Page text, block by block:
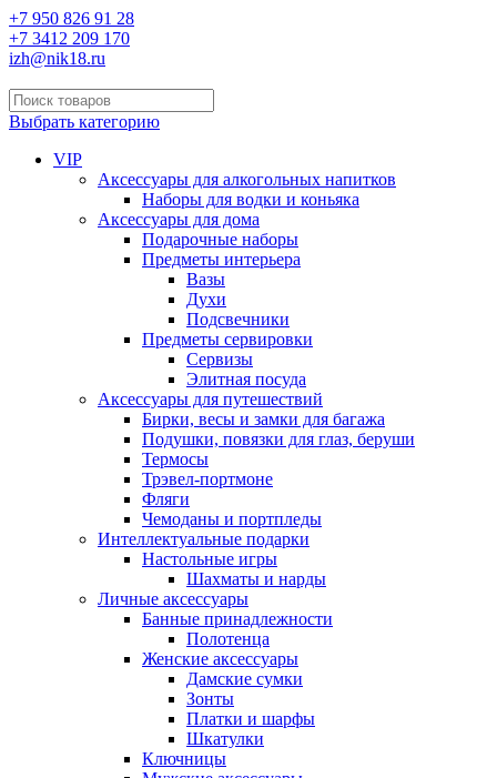
+7 950 826 91 28
+7 3412 209 170
izh@nik18.ru
Выбрать категорию
VIP
Аксессуары для алкогольных напитков
Наборы для водки и коньяка
Аксессуары для дома
Подарочные наборы
Предметы интерьера
Вазы
Духи
Подсвечники
Предметы сервировки
Сервизы
Элитная посуда
Аксессуары для путешествий
Бирки, весы и замки для багажа
Подушки, повязки для глаз, беруши
Термосы
Трэвел-портмоне
Фляги
Чемоданы и портпледы
Интеллектуальные подарки
Настольные игры
Шахматы и нарды
Личные аксессуары
Банные принадлежности
Полотенца
Женские аксессуары
Дамские сумки
Зонты
Платки и шарфы
Шкатулки
Ключницы